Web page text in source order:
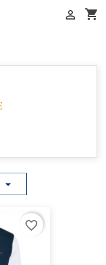
shopping_cart

favorite_border